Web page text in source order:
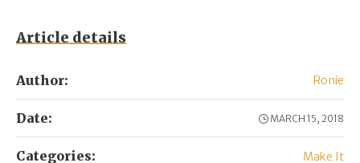
Article details
Author: Ronie
Date: MARCH 15, 2018
Categories: Make It